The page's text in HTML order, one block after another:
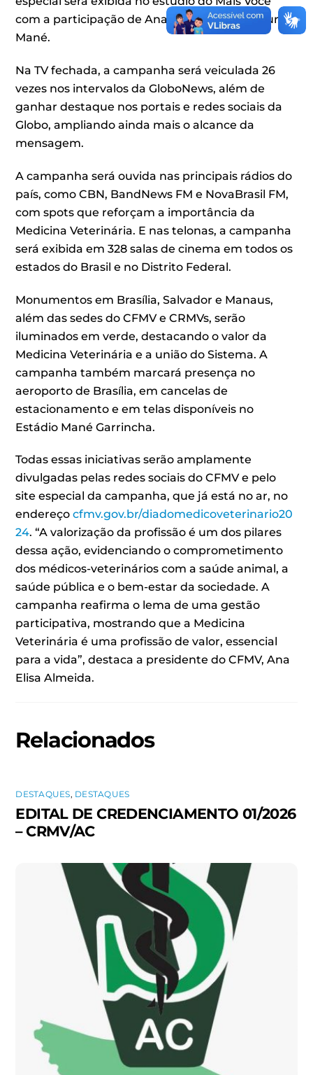
com a participação de Ana Maria Braga e Louro
Mané.
Na TV fechada, a campanha será veiculada 26
vezes nos intervalos da GloboNews, além de
ganhar destaque nos portais e redes sociais da
Globo, ampliando ainda mais o alcance da
mensagem.
A campanha será ouvida nas principais rádios do
país, como CBN, BandNews FM e NovaBrasil FM,
com spots que reforçam a importância da
Medicina Veterinária. E nas telonas, a campanha
será exibida em 328 salas de cinema em todos os
estados do Brasil e no Distrito Federal.
Monumentos em Brasília, Salvador e Manaus,
além das sedes do CFMV e CRMVs, serão
iluminados em verde, destacando o valor da
Medicina Veterinária e a união do Sistema. A
campanha também marcará presença no
aeroporto de Brasília, em cancelas de
estacionamento e em telas disponíveis no
Estádio Mané Garrincha.
Todas essas iniciativas serão amplamente
divulgadas pelas redes sociais do CFMV e pelo
site especial da campanha, que já está no ar, no
endereçocfmv.gov.br/diadomedicoveterinario20
24. “A valorização da profissão é um dos pilares
dessa ação, evidenciando o comprometimento
dos médicos-veterinários com a saúde animal, a
saúde pública e o bem-estar da sociedade. A
campanha reafirma o lema de uma gestão
participativa, mostrando que a Medicina
Veterinária é uma profissão de valor, essencial
para a vida”, destaca a presidente do CFMV, Ana
Elisa Almeida.
Relacionados
DESTAQUES, DESTAQUES
EDITAL DE CREDENCIAMENTO 01/2026
– CRMV/AC